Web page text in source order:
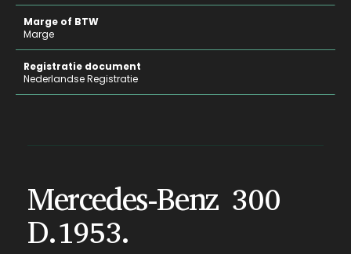
Marge of BTW
Marge
Registratie document
Nederlandse Registratie
Mercedes-Benz 300
D.1953.